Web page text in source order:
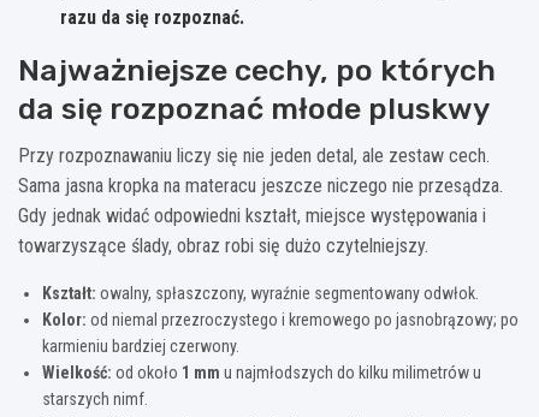
razu da się rozpoznać.
Najważniejsze cechy, po których
da się rozpoznać młode pluskwy
Przy rozpoznawaniu liczy się nie jeden detal, ale zestaw cech.
Sama jasna kropka na materacu jeszcze niczego nie przesądza.
Gdy jednak widać odpowiedni kształt, miejsce występowania i
towarzyszące ślady, obraz robi się dużo czytelniejszy.
Kształt: owalny, spłaszczony, wyraźnie segmentowany odwłok.
Kolor: od niemal przezroczystego i kremowego po jasnobrązowy; po
karmieniu bardziej czerwony.
Wielkość: od około 1 mm u najmłodszych do kilku milimetrów u
starszych nimf.